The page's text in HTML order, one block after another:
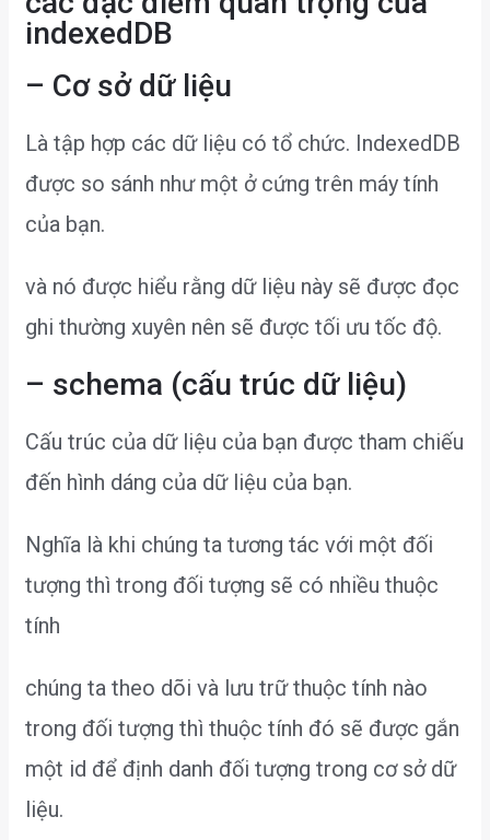
indexedDB
– Cơ sở dữ liệu
Là tập hợp các dữ liệu có tổ chức. IndexedDB
được so sánh như một ở cứng trên máy tính
của bạn.
và nó được hiểu rằng dữ liệu này sẽ được đọc
ghi thường xuyên nên sẽ được tối ưu tốc độ.
– schema (cấu trúc dữ liệu)
Cấu trúc của dữ liệu của bạn được tham chiếu
đến hình dáng của dữ liệu của bạn.
Nghĩa là khi chúng ta tương tác với một đối
tượng thì trong đối tượng sẽ có nhiều thuộc
tính
chúng ta theo dõi và lưu trữ thuộc tính nào
trong đối tượng thì thuộc tính đó sẽ được gắn
một id để định danh đối tượng trong cơ sở dữ
liệu.